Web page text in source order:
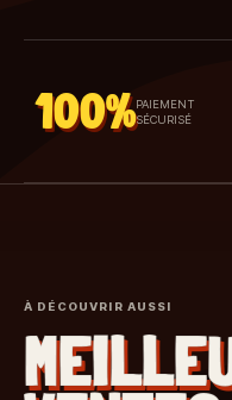
100%PAIEMENT
SÉCURISÉ
À DÉCOUVRIR AUSSI